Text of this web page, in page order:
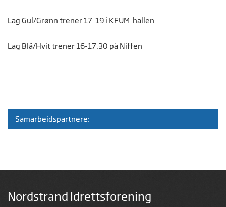
Lag Gul/Grønn trener 17-19 i KFUM-hallen
Lag Blå/Hvit trener 16-17.30 på Niffen
Samarbeidspartnere:
Nordstrand Idrettsforening